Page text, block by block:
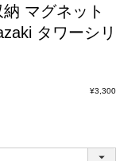
マグネット
タワーシリ
¥3,300